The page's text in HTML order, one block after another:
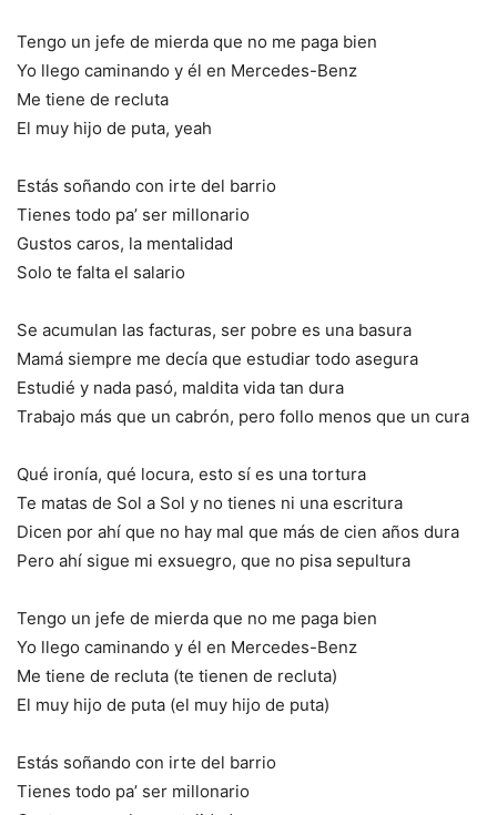
Tengo un jefe de mierda que no me paga bien
Yo llego caminando y él en Mercedes-Benz
Me tiene de recluta
El muy hijo de puta, yeah
Estás soñando con irte del barrio
Tienes todo pa’ ser millonario
Gustos caros, la mentalidad
Solo te falta el salario
Se acumulan las facturas, ser pobre es una basura
Mamá siempre me decía que estudiar todo asegura
Estudié y nada pasó, maldita vida tan dura
Trabajo más que un cabrón, pero follo menos que un cura
Qué ironía, qué locura, esto sí es una tortura
Te matas de Sol a Sol y no tienes ni una escritura
Dicen por ahí que no hay mal que más de cien años dura
Pero ahí sigue mi exsuegro, que no pisa sepultura
Tengo un jefe de mierda que no me paga bien
Yo llego caminando y él en Mercedes-Benz
Me tiene de recluta (te tienen de recluta)
El muy hijo de puta (el muy hijo de puta)
Estás soñando con irte del barrio
Tienes todo pa’ ser millonario